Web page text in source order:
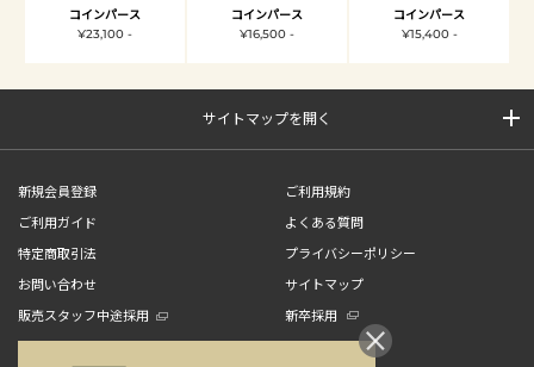
コインパース
¥23,100 -
コインパース
¥16,500 -
コインパース
¥15,400 -
サイトマップを開く
新規会員登録
ご利用規約
ご利用ガイド
よくある質問
特定商取引法
プライバシーポリシー
お問い合わせ
サイトマップ
販売スタッフ中途採用
新卒採用